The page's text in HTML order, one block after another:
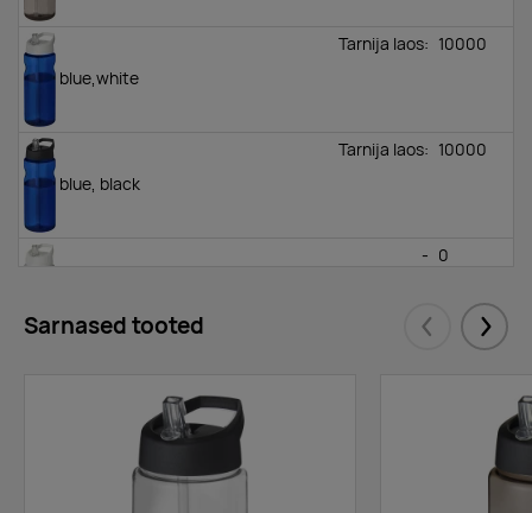
blue,white
Tarnija laos: 10000
blue, black
Tarnija laos: 10000
- 0
Sarnased tooted Eelmised